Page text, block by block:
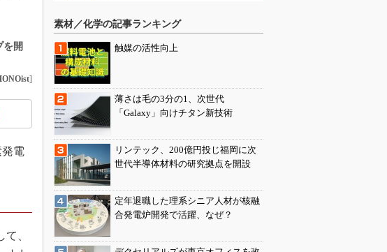
を開
]
電
、
素材／化学の記事ランキング
触媒の活性向上
薄さは毛の3分の1、次世代
「Galaxy」向けチタン新技術
リンテック、200億円投じ福岡に次
世代半導体材料の研究拠点を開設
定年退職した理系シニア人材が核融
合発電炉開発で活躍、なぜ？